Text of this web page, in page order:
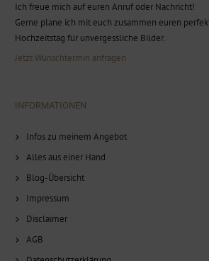
Ich freue mich auf euren Anruf oder Nachricht!
Gerne plane ich mit euch zusammen euren
Hochzeitstag für unvergessliche Bilder.
Jetzt Wunschtermin anfragen
INFORMATIONEN
Infos zu meinem Angebot
Alles aus einer Hand
Blog-Übersicht
Impressum
Disclaimer
AGB